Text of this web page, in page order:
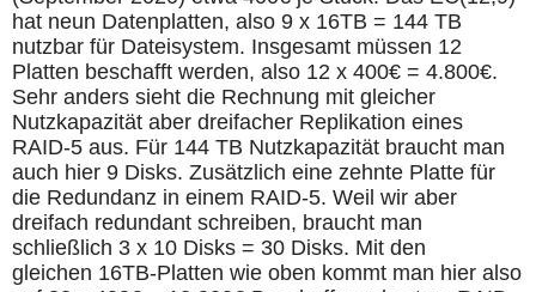
hat neun Datenplatten, also 9 x 16TB = 144 TB
nutzbar für Dateisystem. Insgesamt müssen 12
Platten beschafft werden, also 12 x 400€ = 4.800€.
Sehr anders sieht die Rechnung mit gleicher
Nutzkapazität aber dreifacher Replikation eines
RAID-5 aus. Für 144 TB Nutzkapazität braucht man
auch hier 9 Disks. Zusätzlich eine zehnte Platte für
die Redundanz in einem RAID-5. Weil wir aber
dreifach redundant schreiben, braucht man
schließlich 3 x 10 Disks = 30 Disks. Mit den
gleichen 16TB-Platten wie oben kommt man hier also